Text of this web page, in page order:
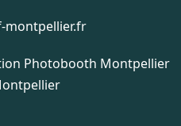
montpellier.fr
Photobooth Montpellier